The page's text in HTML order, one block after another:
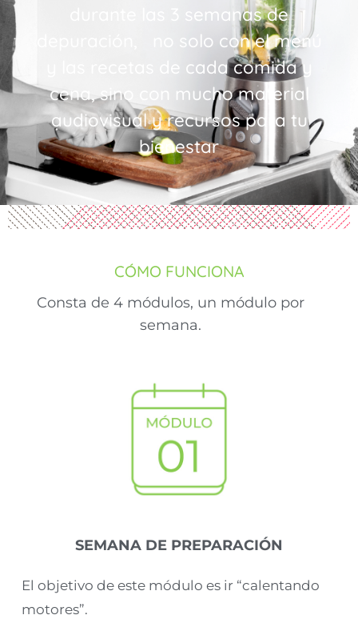
durante las 3 semanas de
depuración, no solo con el menú
y las recetas de cada comida y
cena, sino con mucho material
audiovisual y recursos para tu
bienestar
CÓMO FUNCIONA
Consta de 4 módulos, un módulo por
semana.
SEMANA DE PREPARACIÓN
El objetivo de este módulo es ir “calentando
motores”.